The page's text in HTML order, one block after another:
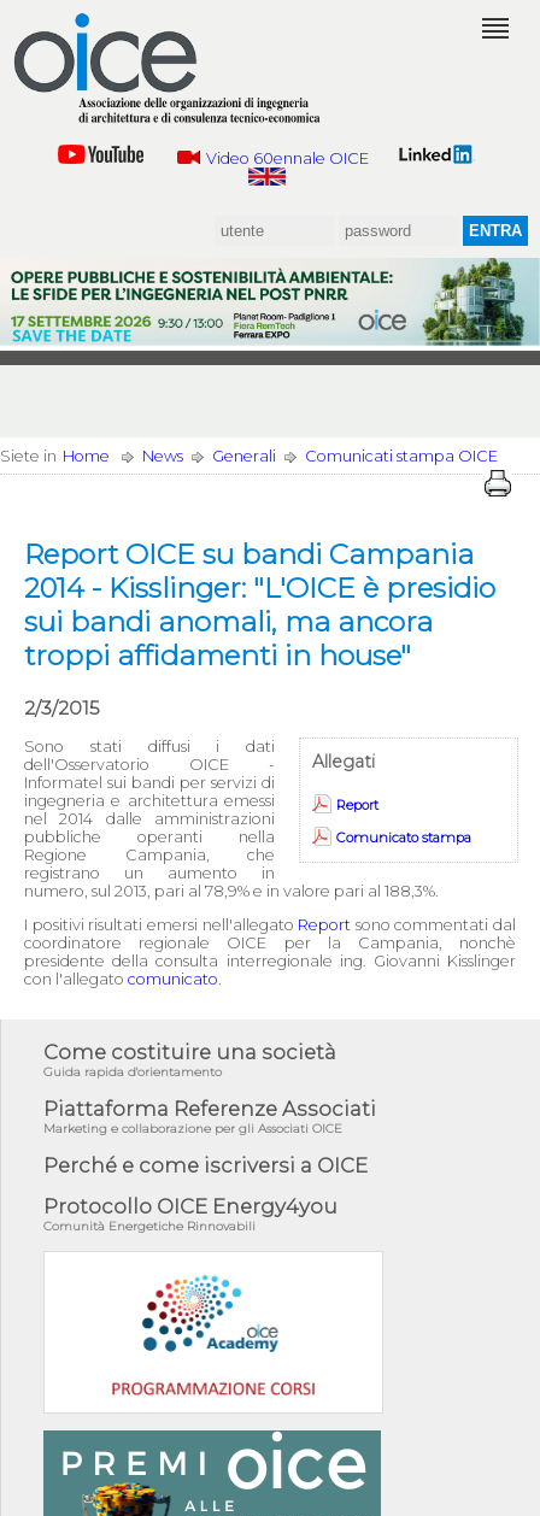
Video 60ennale OICE
Siete in Home News Generali Comunicati stampa OICE
Report OICE su bandi Campania
2014 - Kisslinger: "L'OICE è presidio
sui bandi anomali, ma ancora
troppi affidamenti in house"
2/3/2015
Allegati
Report
Comunicato stampa
Sono stati diffusi i dati
dell'Osservatorio OICE -
Informatel sui bandi per servizi di
ingegneria e architettura emessi
nel 2014 dalle amministrazioni
pubbliche operanti nella
Regione Campania, che
registrano un aumento in
numero, sul 2013, pari al 78,9% e in valore pari al 188,3%.
I positivi risultati emersi nell'allegato Report sono commentati dal
coordinatore regionale OICE per la Campania, nonchè
presidente della consulta interregionale ing. Giovanni Kisslinger
con l'allegato comunicato
Come costituire una società
Guida rapida d'orientamento
Piattaforma Referenze Associati
Marketing e collaborazione per gli Associati OICE
Perché e come iscriversi a OICE
Protocollo OICE Energy4you
Comunità Energetiche Rinnovabili